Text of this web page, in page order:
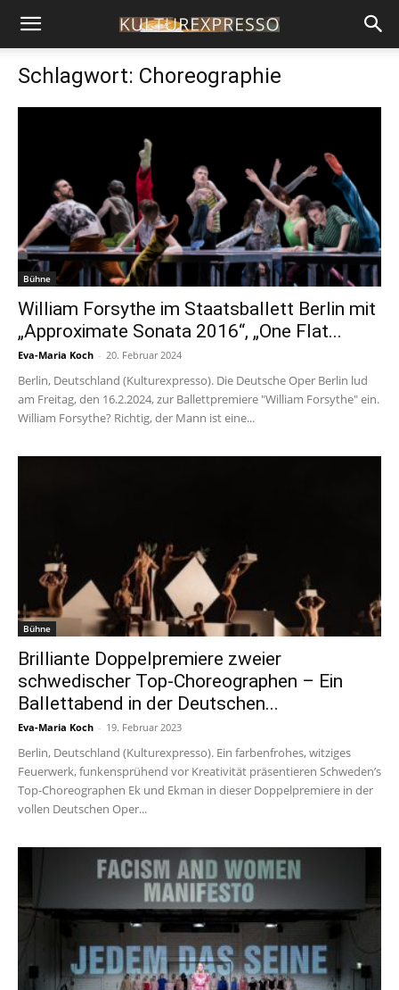
Schlagwort: Choreographie
Bühne
William Forsythe im Staatsballett Berlin mit
„Approximate Sonata 2016“, „One Flat...
Eva-Maria Koch - 20. Februar 2024
Berlin, Deutschland (Kulturexpresso). Die Deutsche Oper Berlin lud
am Freitag, den 16.2.2024, zur Ballettpremiere "William Forsythe" ein.
William Forsythe? Richtig, der Mann ist eine...
Bühne
Brilliante Doppelpremiere zweier
schwedischer Top-Choreographen – Ein
Ballettabend in der Deutschen...
Eva-Maria Koch - 19. Februar 2023
Berlin, Deutschland (Kulturexpresso). Ein farbenfrohes, witziges
Feuerwerk, funkensprühend vor Kreativität präsentieren Schweden’s
Top-Choreographen Ek und Ekman in dieser Doppelpremiere in der
vollen Deutschen Oper...